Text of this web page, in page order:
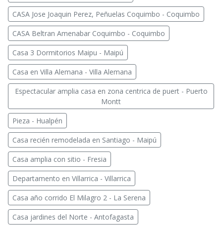
CASA Jose Joaquin Perez, Peñuelas Coquimbo - Coquimbo
CASA Beltran Amenabar Coquimbo - Coquimbo
Casa 3 Dormitorios Maipu - Maipú
Casa en Villa Alemana - Villa Alemana
Espectacular amplia casa en zona centrica de puert - Puerto
Montt
Pieza - Hualpén
Casa recién remodelada en Santiago - Maipú
Casa amplia con sitio - Fresia
Departamento en Villarrica - Villarrica
Casa año corrido El Milagro 2 - La Serena
Casa jardines del Norte - Antofagasta